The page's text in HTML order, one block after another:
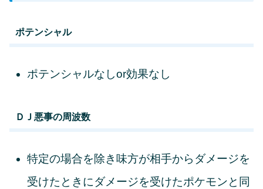
ポテンシャル
ポテンシャルなしor効果なし
ＤＪ悪事の周波数
特定の場合を除き味方が相手からダメージを
受けたときにダメージを受けたポケモンと同